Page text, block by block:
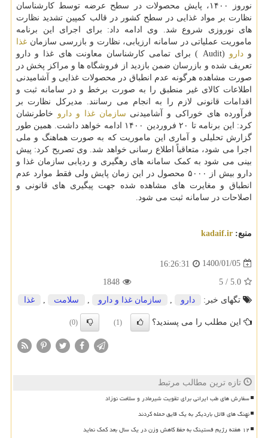
نوروز ۱۴۰۰، پایش محصولات در سطح عرضه توسط کارشناسان
نظارت بر مواد غذایی در سطح کشور در قالب کمپین تشدید نظارت
های نوروزی شروع شد. وی ادامه داد: برای اجرای این برنامه
ماموریت عملیاتی در سامانه ارزیابی، نظارت و بازرسی سازمان غذا
ودارو
(Audit ) برای تمامی کارشناسان معاونت های غذا و دارو
تعریف شده و بازرسان ضمن بازدید از فروشگاه ها و مراکز پخش در
صورت مشاهده هرگونه عدم انطباق در محصولات غذایی و آشامیدنی
اطلاعات کالای غیر منطبق را به صورت برخط و در سامانه ثبت و
اقدامات قانونی لازم را به انجام می رسانند. مدیرکل نظارت بر
فرآورده های خوراکی و آشامیدنی سازمان غذا و دارو خاطرنشان
کرد: این برنامه تا ۲۰ فروردین ۱۴۰۰ ادامه خواهد داشت. همین طور
گزارش تحلیلی و آماری این ماموریت که به صورت هماهنگ و ملی
اجرا می شود، متعاقباً اطلاع رسانی خواهد شد. وی تصریح کرد: پیش
بینی می شود به کمک سامانه های رهگیری و ردیابی سازمان غذا و
دارو بیش از ۵۰۰۰ محصول در این زمان پایش ولی فقط موارد عدم
انطباق و مغایرت های مشاهده شده جهت پیگیری های قانونی و
اصلاحات در سامانه ثبت می شود.
منبع: kadaif.ir
1400/01/05
16:26:31
5.0
/
5
1848
تگهای خبر:
دارو سازمان غذا و دارو سلامت غذا
این مطلب را می پسندید؟ (1)
(0)
تازه ترین مطالب مرتبط
سفارش های طب ایرانی برای تقویت شیرمادر و سلامت نوزاد
نهنگ های قاتل باردیگر به یک قایق حمله کردند
۱۲ هفته رژیم فستینگ به حفظ کاهش وزن در یک سال بعد کمک نماید